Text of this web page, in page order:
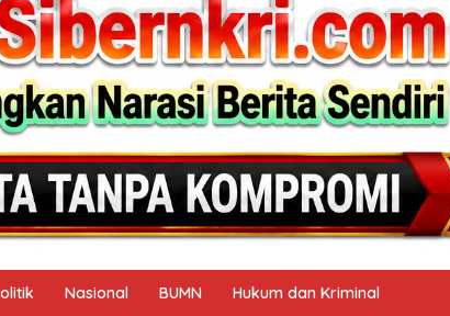
Nasional BUMN Hukum dan Kriminal